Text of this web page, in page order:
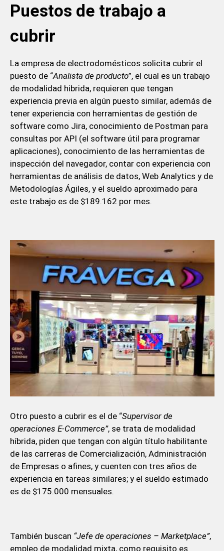
Puestos de trabajo a
cubrir
La empresa de electrodomésticos solicita cubrir el
puesto de “Analista de producto”, el cual es un trabajo
de modalidad hibrida, requieren que tengan
experiencia previa en algún puesto similar, además de
tener experiencia con herramientas de gestión de
software como Jira, conocimiento de Postman para
consultas por API (el software útil para programar
aplicaciones), conocimiento de las herramientas de
inspección del navegador, contar con experiencia con
herramientas de análisis de datos, Web Analytics y de
Metodologías Ágiles, y el sueldo aproximado para
este trabajo es de $189.162 por mes.
Otro puesto a cubrir es el de “Supervisor de
operaciones E-Commerce”, se trata de modalidad
híbrida, piden que tengan con algún título habilitante
de las carreras de Comercialización, Administración
de Empresas o afines, y cuenten con tres años de
experiencia en tareas similares; y el sueldo estimado
es de $175.000 mensuales.
También buscan “Jefe de operaciones – Marketplace”,
empleo de modalidad mixta, como requisito es